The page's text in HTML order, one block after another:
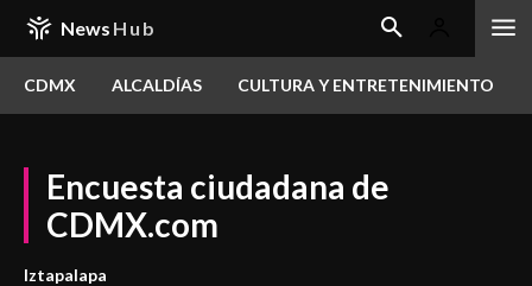
News Hub
CDMX ALCALDÍAS CULTURA Y ENTRETENIMIENTO
Encuesta ciudadana de
CDMX.com
Iztapalapa